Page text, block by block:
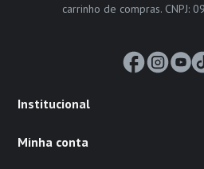
carrinho de compras. CNPJ:
Institucional
Minha conta